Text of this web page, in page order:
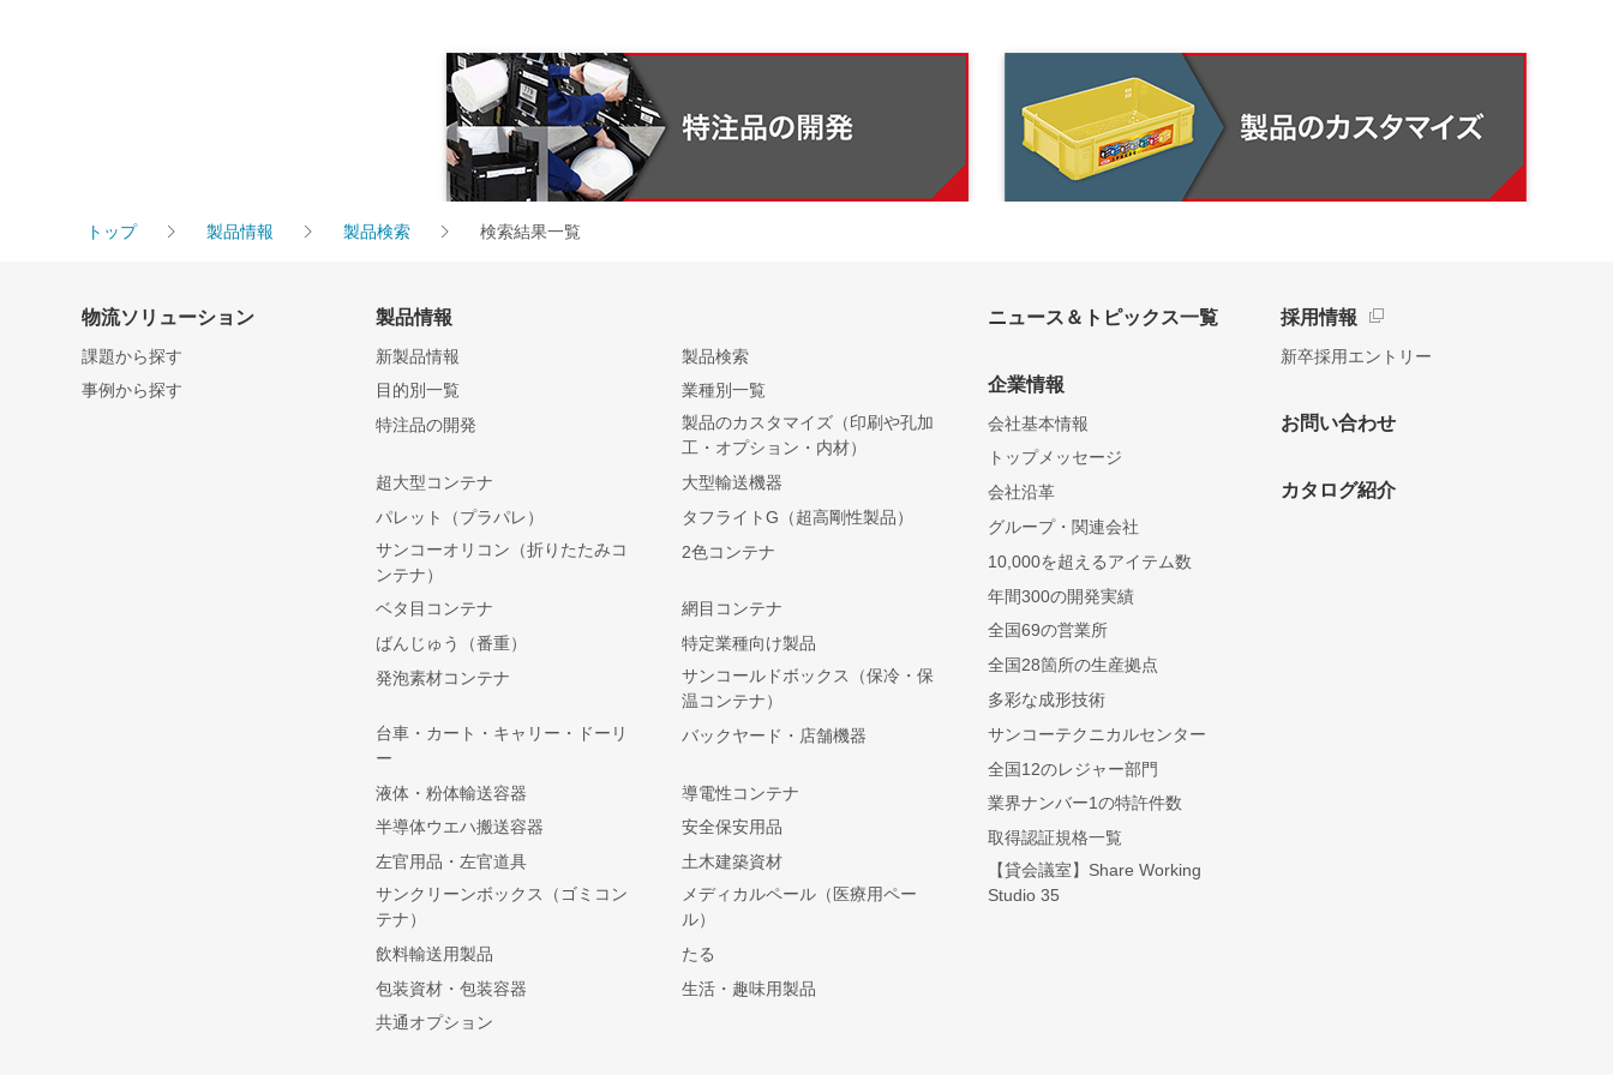
トップ 製品情報 製品検索 検索結果一覧
物流ソリューション
課題から探す
事例から探す
製品情報
新製品情報
製品検索
目的別一覧
業種別一覧
特注品の開発
製品のカスタマイズ（印刷や孔加
工・オプション・内材）
超大型コンテナ
大型輸送機器
パレット（プラパレ）
タフライトG（超高剛性製品）
サンコーオリコン（折りたたみコ
ンテナ）
2色コンテナ
ベタ目コンテナ
網目コンテナ
ばんじゅう（番重）
特定業種向け製品
発泡素材コンテナ
サンコールドボックス（保冷・保
温コンテナ）
台車・カート・キャリー・ドーリ
ー
バックヤード・店舗機器
液体・粉体輸送容器
導電性コンテナ
半導体ウエハ搬送容器
安全保安用品
左官用品・左官道具
土木建築資材
サンクリーンボックス（ゴミコン
テナ）
メディカルペール（医療用ペー
ル）
飲料輸送用製品
たる
包装資材・包装容器
生活・趣味用製品
共通オプション
ニュース＆トピックス一覧
企業情報
会社基本情報
トップメッセージ
会社沿革
グループ・関連会社
10,000を超えるアイテム数
年間300の開発実績
全国69の営業所
全国28箇所の生産拠点
多彩な成形技術
サンコーテクニカルセンター
全国12のレジャー部門
業界ナンバー1の特許件数
取得認証規格一覧
【貸会議室】Share Working
Studio 35
採用情報
新卒採用エントリー
お問い合わせ
カタログ紹介